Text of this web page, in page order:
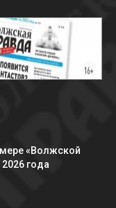
«Волжской
2026 года